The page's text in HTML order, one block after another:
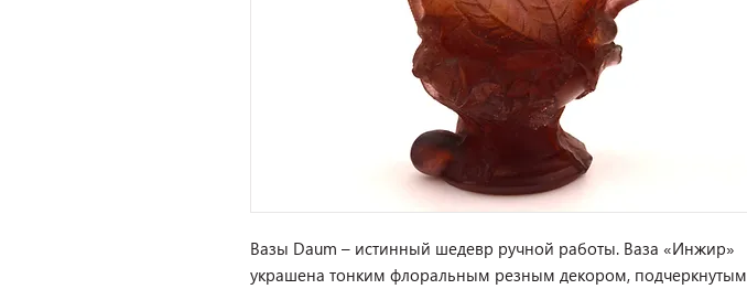
Вазы Daum – истинный шедевр ручной работы. Ваза «Инжир»
украшена тонким флоральным резным декором, подчеркнутым